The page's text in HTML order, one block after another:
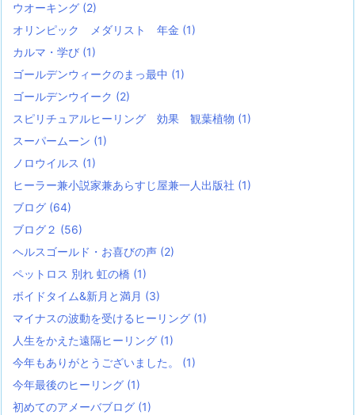
ウオーキング (2)
オリンピック メダリスト 年金 (1)
カルマ・学び (1)
ゴールデンウィークのまっ最中 (1)
ゴールデンウイーク (2)
スピリチュアルヒーリング 効果 観葉植物 (1)
スーパームーン (1)
ノロウイルス (1)
ヒーラー兼小説家兼あらすじ屋兼一人出版社 (1)
ブログ (64)
ブログ２ (56)
ヘルスゴールド・お喜びの声 (2)
ペットロス 別れ 虹の橋 (1)
ボイドタイム&新月と満月 (3)
マイナスの波動を受けるヒーリング (1)
人生をかえた遠隔ヒーリング (1)
今年もありがとうございました。 (1)
今年最後のヒーリング (1)
初めてのアメーバブログ (1)